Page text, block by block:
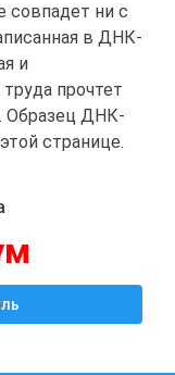
совпадет ни с
в ДНК-
и
прочтет
Образец ДНК-
странице.